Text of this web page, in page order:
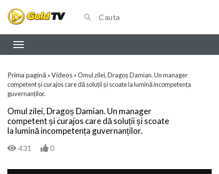
Prima pagină »Videos »Omul zilei, Dragoș Damian. Un manager
competent și curajos care dă soluții și scoate la lumină incompetența
guvernanților.
Omul zilei, Dragoș Damian. Un manager
competent și curajos care dă soluții și scoate
la lumină incompetența guvernanților.
431 0